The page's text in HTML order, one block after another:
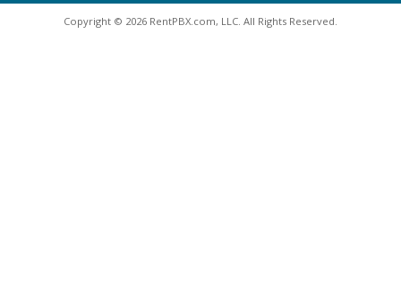
Copyright © 2026 RentPBX.com, LLC. All Rights Reserved.